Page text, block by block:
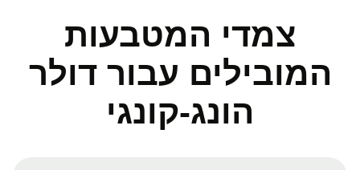
צמדי המטבעות
המובילים עבור דולר
הונג-קונגי